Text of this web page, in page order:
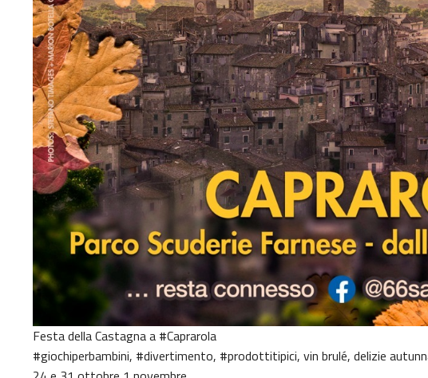
Festa della Castagna a #Caprarola
#giochiperbambini, #divertimento, #prodottitipici, vin brulé, delizie